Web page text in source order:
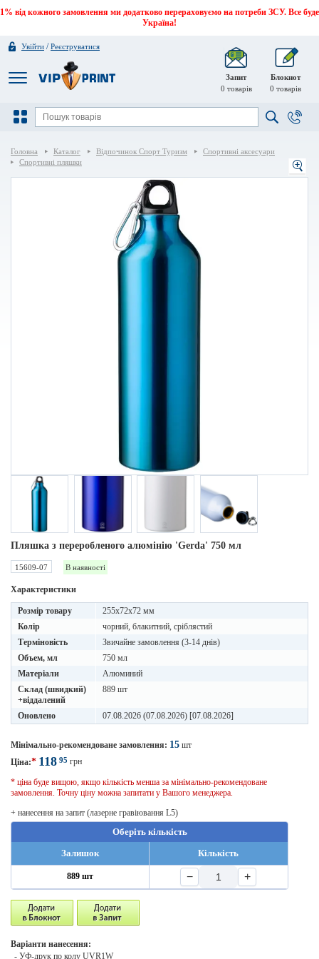
1% від кожного замовлення ми додатково перераховуємо на потреби ЗСУ. Все буде
Україна!
Увійти /Реєструватися
Запит
0 товарів
Блокнот
0 товарів
Головна Каталог Відпочинок Спорт Туризм
Спортивні аксесуари
Спортивні пляшки
Пляшка з переробленого алюмінію 'Gerda' 750 мл
15609-07 В наявності
Характеристики
Розмір товару
255x72x72 мм
Колір
чорний, блакитний, сріблястий
Терміновість
Звичайне замовлення (3-14 днів)
Объем, мл
750 мл
Матеріали
Алюминий
Склад (швидкий)
+віддалений
889 шт
Оновлено 07.08.2026 (07.08.2026) [07.08.2026]
Мінімально-рекомендоване замовлення: 15 шт
Ціна:* 118 95 грн
* ціна буде вищою, якщо кількість менша за мінімально-рекомендоване
замовлення. Точну ціну можна запитати у Вашого менеджера.
+ нанесення на запит (лазерне гравіювання L5)
Оберіть кількість
Залишок
Кількість
889 шт − +
Варіанти нанесення:
- УФ-друк по колу UVR1W